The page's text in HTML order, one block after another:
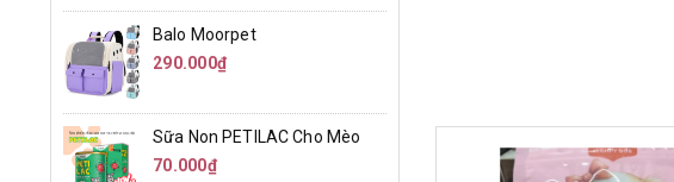
Balo Moorpet
290.000₫
Sữa Non PETILAC Cho Mèo
70.000₫